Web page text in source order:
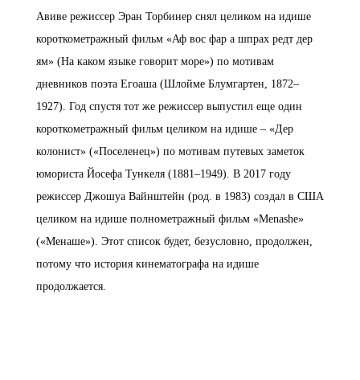
Авиве режиссер Эран Торбинер снял целиком на идише
короткометражный фильм «Аф вос фар а шпрах редт дер
ям» (На каком языке говорит море») по мотивам
дневников поэта Егоаша (Шлойме Блумгартен, 1872–
1927). Год спустя тот же режиссер выпустил еще один
короткометражный фильм целиком на идише – «Дер
колонист» («Поселенец») по мотивам путевых заметок
юмориста Йосефа Тункеля (1881–1949). В 2017 году
режиссер Джошуа Вайнштейн (род. в 1983) создал в США
целиком на идише полнометражный фильм «Menashe»
(«Менаше»). Этот список будет, безусловно, продолжен,
потому что история кинематографа на идише
продолжается.